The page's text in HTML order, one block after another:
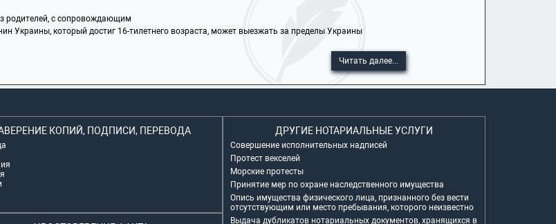
родителей, с сопровождающим
Украины, который достиг 16-тилетнего возраста, может выезжать за пределы Украины
Читать далее...
КОПИЙ, ПОДПИСИ, ПЕРЕВОДА ДРУГИЕ НОТАРИАЛЬНЫЕ УСЛУГИ
Совершение исполнительных надписей
Протест векселей
Морские протесты
Принятие мер по охране наследственного имущества
Опись имущества физического лица, признанного без вести
отсутствующим или место пребывания, которого неизвестно
Выдача дубликатов нотариальных документов, хранящихся в